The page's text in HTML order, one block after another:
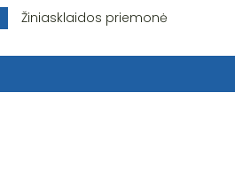
Žiniasklaidos priemonė